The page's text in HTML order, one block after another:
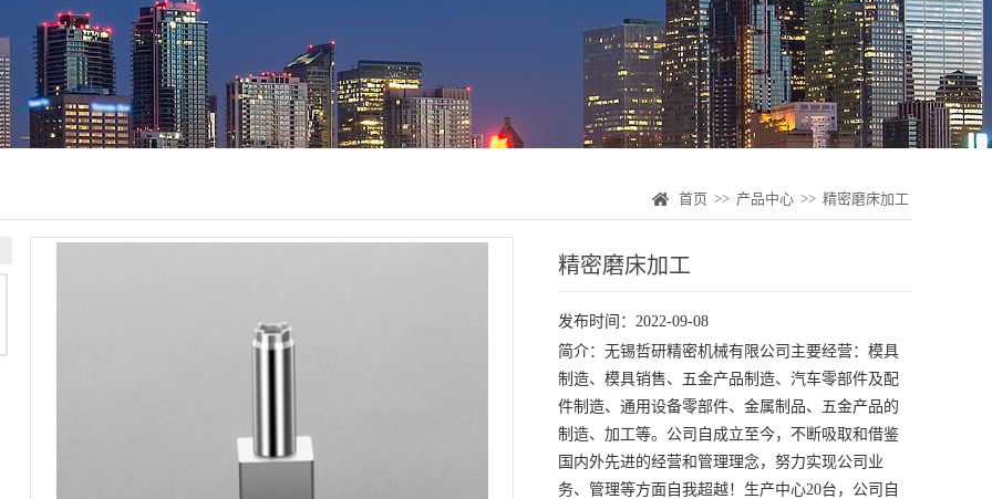
首页 >> 产品中心 >> 精密磨床加工
精密磨床加工
发布时间：2022-09-08
简介：无锡哲研精密机械有限公司主要经营：模具
制造、模具销售、五金产品制造、汽车零部件及配
件制造、通用设备零部件、金属制品、五金产品的
制造、加工等。公司自成立至今，不断吸取和借鉴
国内外先进的经营和管理理念，努力实现公司业
务、管理等方面自我超越！生产中心20台，公司自